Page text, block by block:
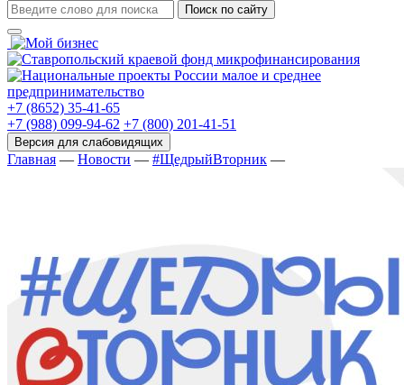
Поиск по сайту
+7 (8652) 35-41-65
+7 (988) 099-94-62 +7 (800) 201-41-51
Главная — Новости — #ЩедрыйВторник —